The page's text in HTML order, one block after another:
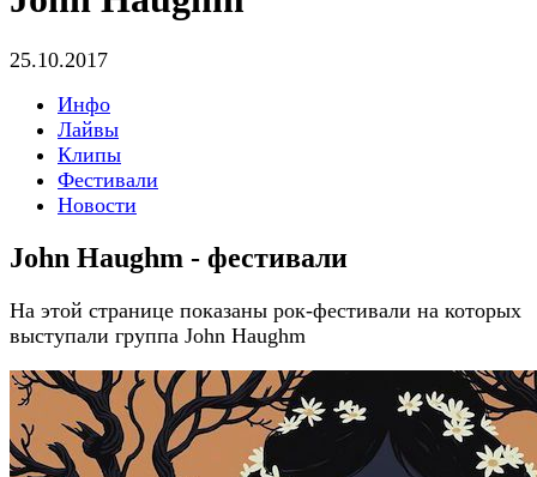
25.10.2017
Инфо
Лайвы
Клипы
Фестивали
Новости
John Haughm - фестивали
На этой странице показаны рок-фестивали на которых
выступали группа John Haughm